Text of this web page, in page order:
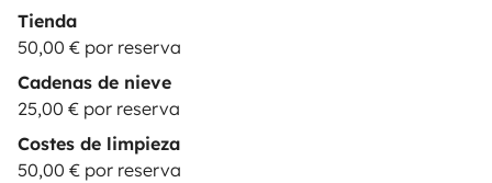
Tienda
50,00 € por reserva
Cadenas de nieve
25,00 € por reserva
Costes de limpieza
50,00 € por reserva